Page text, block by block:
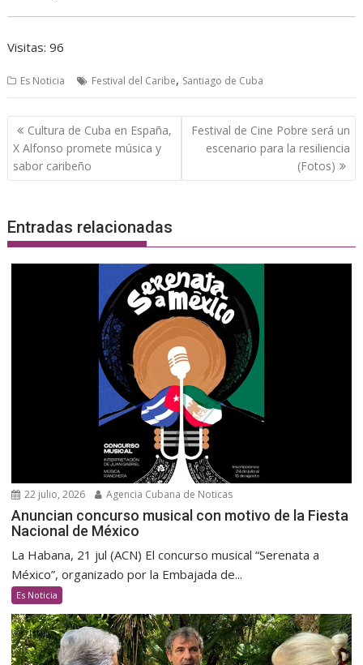
Visitas: 96
Es Noticia Festival del Caribe, Santiago de Cuba
Navegación
de
entradas
Cultura de Cuba en España,
X Alfonso promete música y
sabor caribeño
Festival de Cine Pobre será un
escenario para la resiliencia
(Fotos)
Entradas relacionadas
22 julio, 2026 Agencia Cubana de Noticas
Anuncian concurso musical con motivo de la Fiesta
Nacional de México
La Habana, 21 jul (ACN) El concurso musical “Serenata a
México”, organizado por la Embajada de...
Es Noticia